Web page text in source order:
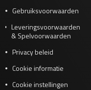
Gebruiksvoorwaarden
Leveringsvoorwaarden
& Spelvoorwaarden
Privacy beleid
Cookie informatie
Cookie instellingen